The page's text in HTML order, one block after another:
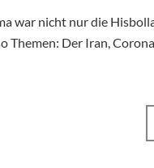
war nicht nur die
Themen: Der Iran,